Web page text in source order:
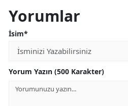
Yorumlar
İsim*
Yorum Yazın (500 Karakter)